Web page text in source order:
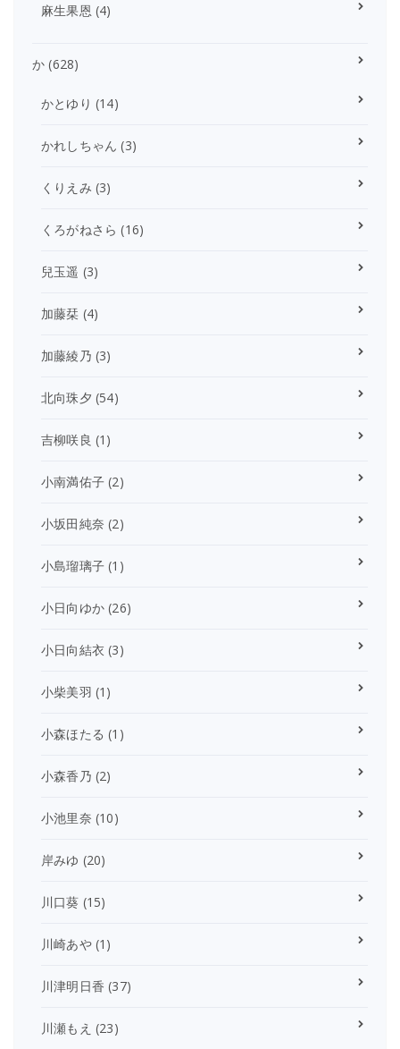
麻生果恩 (4)
か (628)
かとゆり (14)
かれしちゃん (3)
くりえみ (3)
くろがねさら (16)
兒玉遥 (3)
加藤栞 (4)
加藤綾乃 (3)
北向珠夕 (54)
吉柳咲良 (1)
小南満佑子 (2)
小坂田純奈 (2)
小島瑠璃子 (1)
小日向ゆか (26)
小日向結衣 (3)
小柴美羽 (1)
小森ほたる (1)
小森香乃 (2)
小池里奈 (10)
岸みゆ (20)
川口葵 (15)
川崎あや(1)
川津明日香 (37)
川瀬もえ (23)